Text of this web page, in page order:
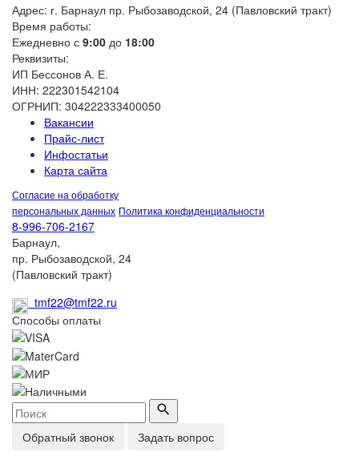
Адрес: г. Барнаул пр. Рыбозаводской, 24 (Павловский тракт)
Время работы:
Ежедневно с 9:00 до 18:00
Реквизиты:
ИП Бессонов А. Е.
ИНН: 222301542104
ОГРНИП: 304222333400050
Вакансии
Прайс-лист
Инфостатьи
Карта сайта
Согласие на обработку
персональных данных Политика конфиденциальности
8-996-706-2167
Барнаул,
пр. Рыбозаводской, 24
(Павловский тракт)
tmf22@tmf22.ru
Способы оплаты
Обратный звонок
Задать вопрос